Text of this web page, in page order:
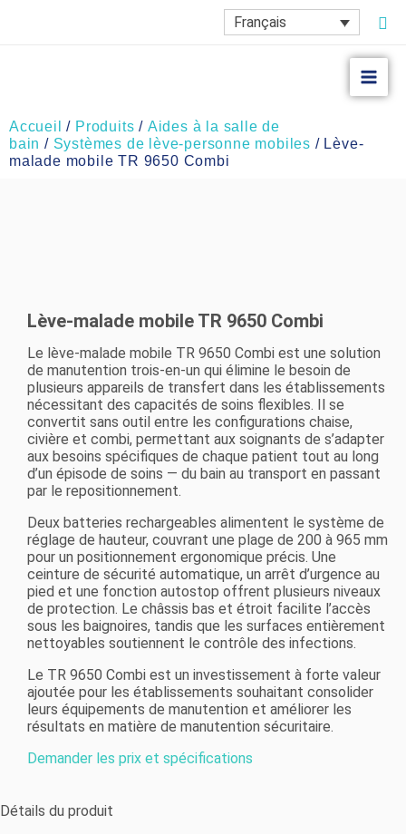
Français
Accueil / Produits / Aides à la salle de
bain / Systèmes de lève-personne mobiles / Lève-
malade mobile TR 9650 Combi
Lève-malade mobile TR 9650 Combi
Le lève-malade mobile TR 9650 Combi est une solution
de manutention trois-en-un qui élimine le besoin de
plusieurs appareils de transfert dans les établissements
nécessitant des capacités de soins flexibles. Il se
convertit sans outil entre les configurations chaise,
civière et combi, permettant aux soignants de s’adapter
aux besoins spécifiques de chaque patient tout au long
d’un épisode de soins — du bain au transport en passant
par le repositionnement.
Deux batteries rechargeables alimentent le système de
réglage de hauteur, couvrant une plage de 200 à 965 mm
pour un positionnement ergonomique précis. Une
ceinture de sécurité automatique, un arrêt d’urgence au
pied et une fonction autostop offrent plusieurs niveaux
de protection. Le châssis bas et étroit facilite l’accès
sous les baignoires, tandis que les surfaces entièrement
nettoyables soutiennent le contrôle des infections.
Le TR 9650 Combi est un investissement à forte valeur
ajoutée pour les établissements souhaitant consolider
leurs équipements de manutention et améliorer les
résultats en matière de manutention sécuritaire.
Demander les prix et spécifications
Détails du produit